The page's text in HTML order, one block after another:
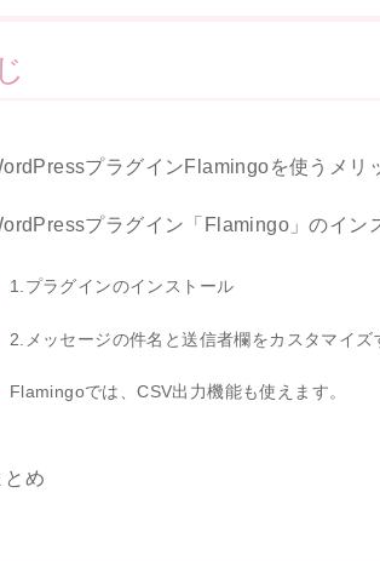
プラグインFlamingoを使うメリ
プラグイン「Flamingo」のイン
1.プラグインのインストール
2.メッセージの件名と送信者欄をカスタマイズ
Flamingoでは、CSV出力機能も使えます。
とめ